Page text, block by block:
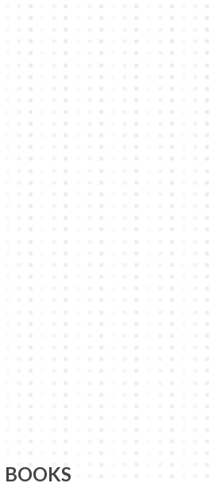
BOOKS